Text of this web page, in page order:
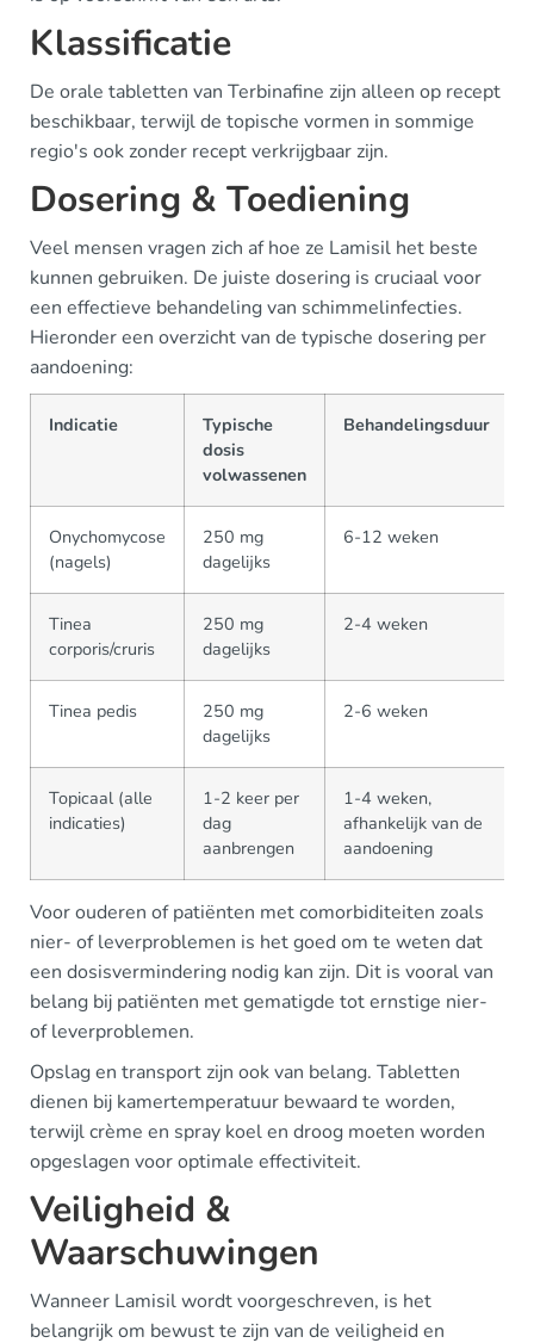
Klassificatie
De orale tabletten van Terbinafine zijn alleen op recept
beschikbaar, terwijl de topische vormen in sommige
regio's ook zonder recept verkrijgbaar zijn.
Dosering & Toediening
Veel mensen vragen zich af hoe ze Lamisil het beste
kunnen gebruiken. De juiste dosering is cruciaal voor
een effectieve behandeling van schimmelinfecties.
Hieronder een overzicht van de typische dosering per
aandoening:
Indicatie
Typische
dosis
volwassenen
Behandelingsduur
Onychomycose
(nagels)
250 mg
dagelijks
6-12 weken
Tinea
corporis/cruris
250 mg
dagelijks
2-4 weken
Tinea pedis
250 mg
dagelijks
2-6 weken
Topicaal (alle
indicaties)
1-2 keer per
dag
aanbrengen
1-4 weken,
afhankelijk van de
aandoening
Voor ouderen of patiënten met comorbiditeiten zoals
nier- of leverproblemen is het goed om te weten dat
een dosisvermindering nodig kan zijn. Dit is vooral van
belang bij patiënten met gematigde tot ernstige nier-
of leverproblemen.
Opslag en transport zijn ook van belang. Tabletten
dienen bij kamertemperatuur bewaard te worden,
terwijl crème en spray koel en droog moeten worden
opgeslagen voor optimale effectiviteit.
Veiligheid &
Waarschuwingen
Wanneer Lamisil wordt voorgeschreven, is het
belangrijk om bewust te zijn van de veiligheid en